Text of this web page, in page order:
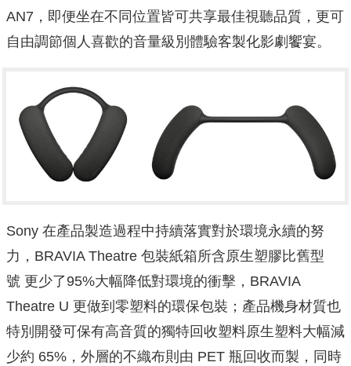
AN7，即便坐在不同位置皆可共享最佳視聽品質，更可
自由調節個人喜歡的音量級別體驗客製化影劇饗宴。
Sony 在產品製造過程中持續落實對於環境永續的努
力，BRAVIA Theatre 包裝紙箱所含原生塑膠比舊型
號 更少了95%大幅降低對環境的衝擊，BRAVIA
Theatre U 更做到零塑料的環保包裝；產品機身材質也
特別開發可保有高音質的獨特回收塑料原生塑料大幅減
少約 65%，外層的不織布則由 PET 瓶回收而製，同時